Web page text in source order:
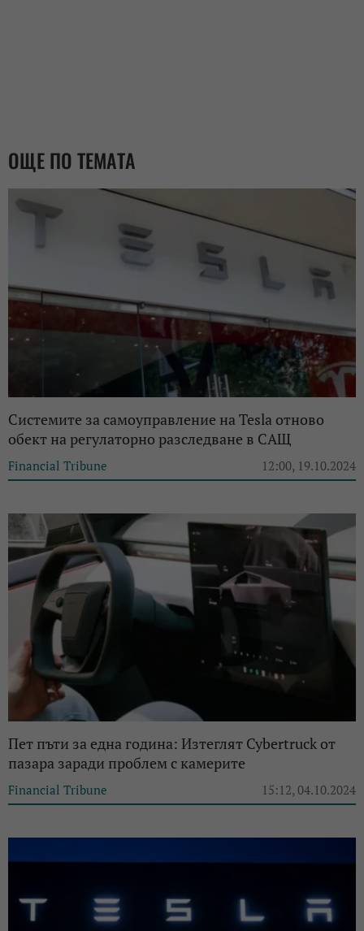
ОЩЕ ПО ТЕМАТА
Системите за самоуправление на Tesla отново
обект на регулаторно разследване в САЩ
Financial Tribune 12:00, 19.10.2024
Пет пъти за една година: Изтеглят Cybertruck от
пазара заради проблем с камерите
Financial Tribune 15:12, 04.10.2024